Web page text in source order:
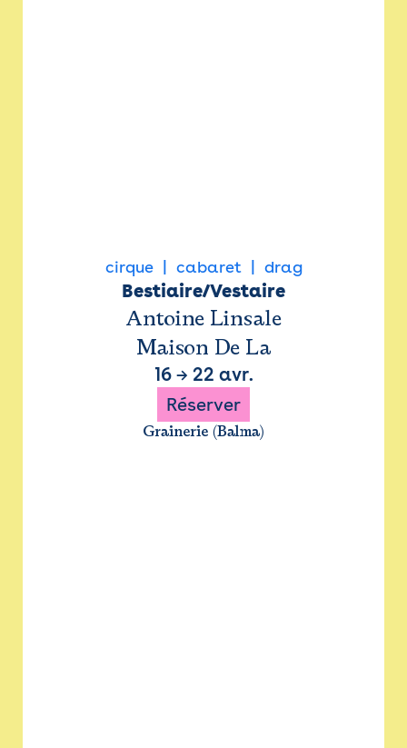
cirque cabaret drag
Bestiaire/Vestaire
Antoine Linsale
Maison De La
16→ 22 avr.
Réserver
Grainerie (Balma)